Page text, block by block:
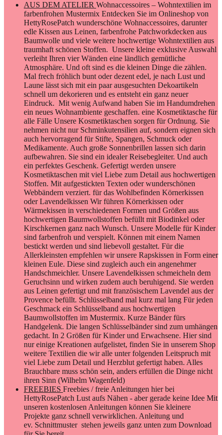
AUS DEM ATELIER Wohnaccessoires – Wohntextilien im
farbenfrohen Mustermix Entdecken Sie im Onlineshop von
HettyRosePatch wunderschöne Wohnaccessoires, darunter
edle Kissen aus Leinen, farbenfrohe Patchworkdecken aus
Baumwolle und viele weitere hochwertige Wohntextilien aus
traumhaft schönen Stoffen. Unsere kleine exklusive Auswahl
verleiht Ihren vier Wänden eine ländlich gemütliche
Atmosphäre. Und oft sind es die kleinen Dinge die zählen.
Mal frech fröhlich bunt oder dezent edel, je nach Lust und
Laune lässt sich mit ein paar ausgesuchten Dekoartikeln
schnell um dekorieren und es entsteht ein ganz neuer
Eindruck. Mit wenig Aufwand haben Sie im Handumdrehen
ein neues Wohnambiente geschaffen. eine Kosmetiktasche für
alle Fälle Unsere Kosmetiktaschen sorgen für Ordnung. Sie
nehmen nicht nur Schminkutensilien auf, sondern eignen sich
auch hervorragend für Stifte, Spangen, Schmuck oder
Medikamente. Auch große Sonnenbrillen lassen sich darin
aufbewahren. Sie sind ein idealer Reisebegleiter. Und auch
ein perfektes Geschenk. Gefertigt werden unsere
Kosmetiktaschen mit viel Liebe zum Detail aus hochwertigen
Stoffen. Mit aufgestickten Texten oder wunderschönen
Webbändern verziert. für das Wohlbefinden Körnerkissen
oder Lavendelkissen Wir führen Körnerkissen oder
Wärmekissen in verschiedenen Formen und Größen aus
hochwertigen Baumwollstoffen befüllt mit Biodinkel oder
Kirschkernen ganz nach Wunsch. Unsere Modelle für Kinder
sind farbenfroh und verspielt. Können mit einem Namen
bestickt werden und sind liebevoll gestaltet. Für die
Allerkleinsten empfehlen wir unsere Rapskissen in Form einer
kleinen Eule. Diese sind zugleich auch ein angenehmer
Handschmeichler. Unsere Lavendelkissen schmeicheln dem
Geruchsinn und wirken zudem auch beruhigend. Sie werden
aus Leinen gefertigt und mit französischem Lavendel aus der
Provence befüllt. Schlüsselband mal kurz mal lang Für jeden
Geschmack ein Schlüsselband aus hochwertigen
Baumwollstoffen im Mustermix. Kurze Bänder fürs
Handgelenk. Die langen Schlüsselbänder sind zum umhängen
gedacht. In 2 Größen für Kinder und Erwachsene. Hier sind
nur einige Kreationen aufgelistet, finden Sie in unserem Shop
weitere Textilien die wir alle unter folgenden Leitspruch mit
viel Liebe zum Detail und Herzblut gefertigt haben. Alles
Brauchbare muss schön sein, anders erfüllen die Dinge nicht
ihren Sinn (Wilhelm Wagenfeld)
FREEBIES Freebies / freie Anleitungen hier bei
HettyRosePatch Lust aufs Nähen - aber gerade keine Idee Mit
unseren kostenlosen Anleitungen können Sie kleinere
Projekte ganz schnell verwirklichen. Anleitung und
ev. Schnittmuster stehen jeweils ganz unten zum Download